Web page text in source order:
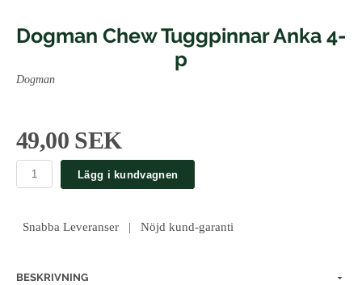
Dogman Chew Tuggpinnar Anka 4-
p
Dogman
49,00 SEK
Lägg i kundvagnen
Snabba Leveranser | Nöjd kund-garanti
BESKRIVNING